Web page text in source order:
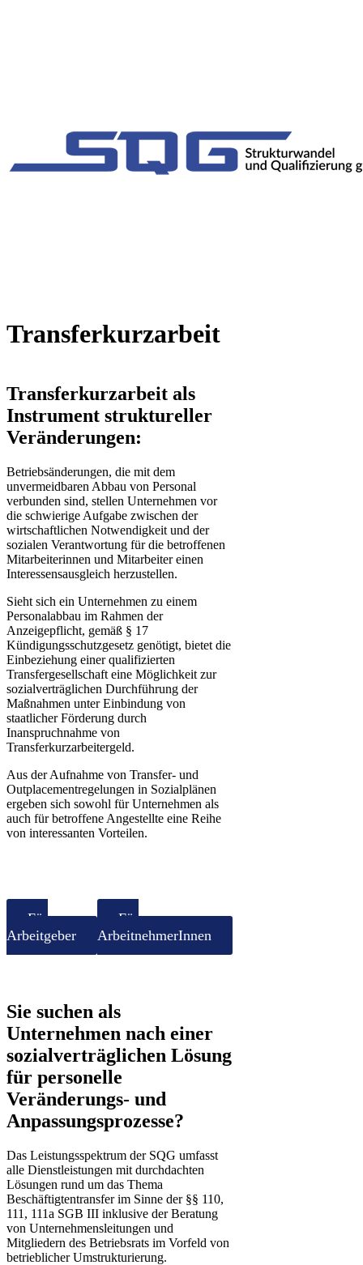
Transferkurzarbeit
Transferkurzarbeit als
Instrument struktureller
Veränderungen:
Betriebsänderungen, die mit dem
unvermeidbaren Abbau von Personal
verbunden sind, stellen Unternehmen vor
die schwierige Aufgabe zwischen der
wirtschaftlichen Notwendigkeit und der
sozialen Verantwortung für die betroffenen
Mitarbeiterinnen und Mitarbeiter einen
Interessensausgleich herzustellen.
Sieht sich ein Unternehmen zu einem
Personalabbau im Rahmen der
Anzeigepflicht, gemäß § 17
Kündigungsschutzgesetz genötigt, bietet die
Einbeziehung einer qualifizierten
Transfergesellschaft eine Möglichkeit zur
sozialverträglichen Durchführung der
Maßnahmen unter Einbindung von
staatlicher Förderung durch
Inanspruchnahme von
Transferkurzarbeitergeld.
Aus der Aufnahme von Transfer- und
Outplacementregelungen in Sozialplänen
ergeben sich sowohl für Unternehmen als
auch für betroffene Angestellte eine Reihe
von interessanten Vorteilen.
Für
Arbeitgeber
Für
ArbeitnehmerInnen
Sie suchen als
Unternehmen nach einer
sozialverträglichen Lösung
für personelle
Veränderungs- und
Anpassungsprozesse?
Das Leistungsspektrum der SQG umfasst
alle Dienstleistungen mit durchdachten
Lösungen rund um das Thema
Beschäftigtentransfer im Sinne der §§ 110,
111, 111a SGB III inklusive der Beratung
von Unternehmensleitungen und
Mitgliedern des Betriebsrats im Vorfeld von
betrieblicher Umstrukturierung.